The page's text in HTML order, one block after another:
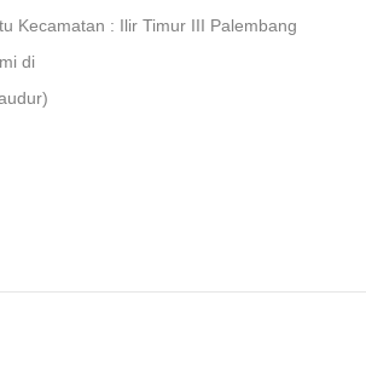
Kecamatan : Ilir Timur III Palembang
di